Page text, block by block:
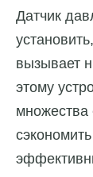
Датчик
вызывает
этому
множества